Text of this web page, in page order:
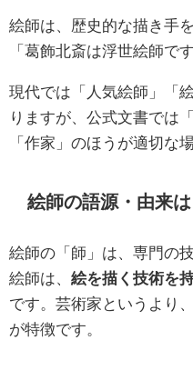
絵師は、歴史的な描き手
「葛飾北斎は浮世絵師で
現代では「人気絵師」「
りますが、公式文書では
「作家」のほうが適切な
絵師の語源・由来は
絵師の「師」は、専門の
絵師は、 絵を描く技術を
です。芸術家というより
が特徴です。